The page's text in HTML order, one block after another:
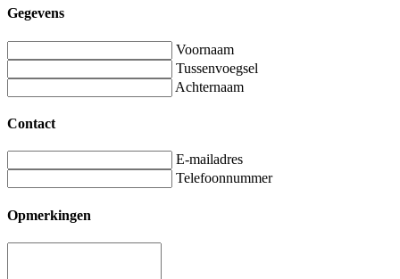
Gegevens
Voornaam
Tussenvoegsel
Achternaam
Contact
E-mailadres
Telefoonnummer
Opmerkingen